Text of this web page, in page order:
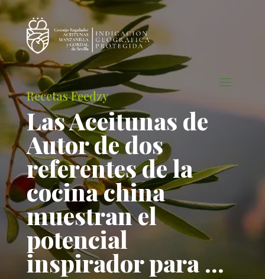
Recetas Feedzy
Las Aceitunas de
Autor de dos
referentes de la
cocina china
muestran el
potencial
inspirador para …